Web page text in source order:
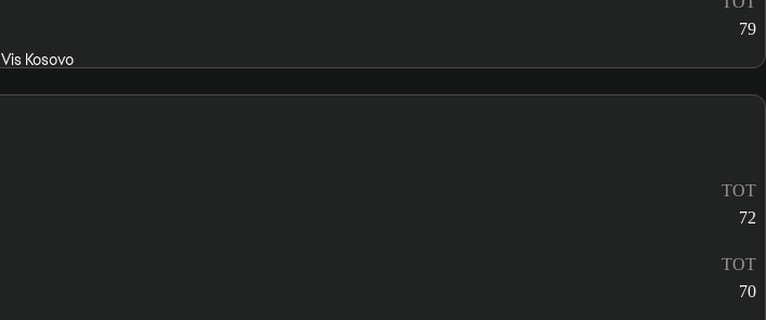
79
Vis Kosovo
TOT
72
TOT
70